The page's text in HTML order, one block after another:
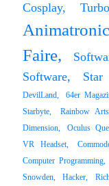
Cosplay,
Faire,
Software,
Star
DevilLand,
64er
Starbyte,
Rainbow
Dimension,
Oculus
VR Headset,
Computer Programming,
Snowden,
Hacker,